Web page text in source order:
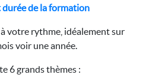
durée de la formation
votre rythme, idéalement sur
voir une année.
6 grands thèmes :